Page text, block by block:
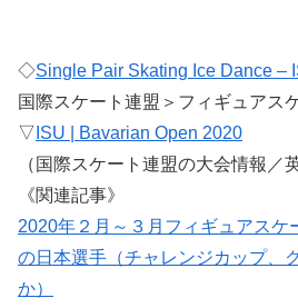
◇Single Pair Skating Ice Dance –
国際スケート連盟＞フィギュアス
▽ ISU | Bavarian Open 2020
（国際スケート連盟の大会情報／
《関連記事》
2020年２月～３月フィギュアスケ
の日本選手（チャレンジカップ、
か）